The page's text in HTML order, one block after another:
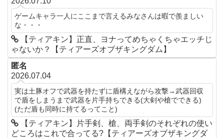
ゲームキャラ一人にここまで言えるみなさんは暇で羨ましい
な・・・
【ティアキン】正直、ヨナってめちゃくちゃエッチじ
ゃないか？【ティアーズオブザキングダム】
匿名
2026.07.04
実は土豚オフで武器を持たずに盾構えながら攻撃→武器回収
で盾をしまうまで武器を片手持ちできる(大剣や槍でできる)
(ただ盾も同時に持てるってこと)
【ティアキン】片手剣、槍、両手剣のそれぞれの使い
どころはこれで合ってる?【ティアーズオブザキングダ